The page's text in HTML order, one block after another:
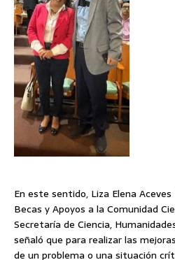
En este sentido, Liza Elena
Becas y Apoyos a la Comunidad
Secretaría de Ciencia,
señaló que para realizar las
de un problema o una situación